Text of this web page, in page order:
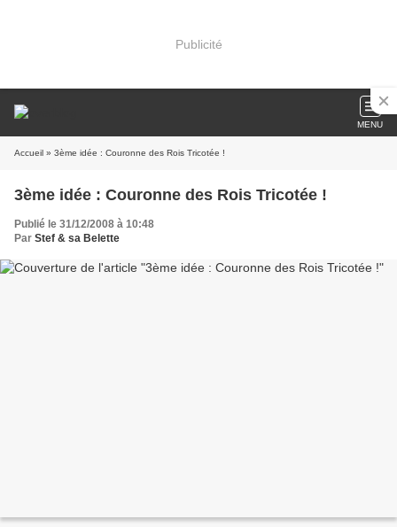
Publicité
MENU
Accueil » 3ème idée : Couronne des Rois Tricotée !
3ème idée : Couronne des Rois Tricotée !
Publié le 31/12/2008 à 10:48
Par Stef & sa Belette